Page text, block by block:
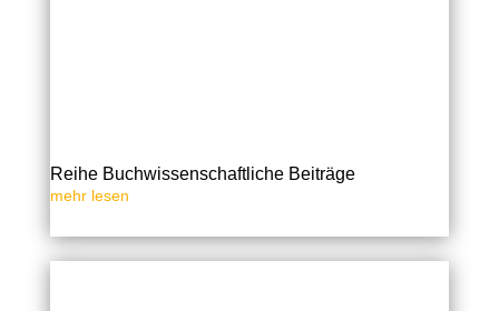
Reihe Buchwissenschaftliche Beiträge
mehr lesen